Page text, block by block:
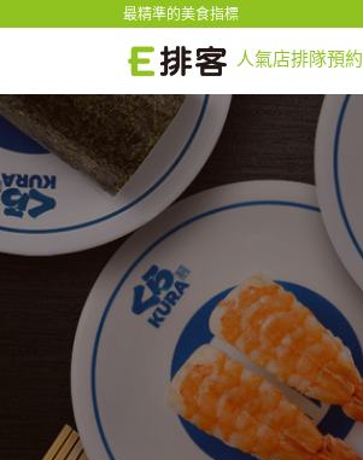
最精準的美食指標
人氣店排隊預約